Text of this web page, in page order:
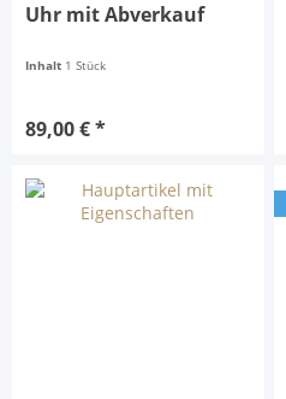
Uhr mit Abverkauf
Inhalt 1 Stück
89,00 € *